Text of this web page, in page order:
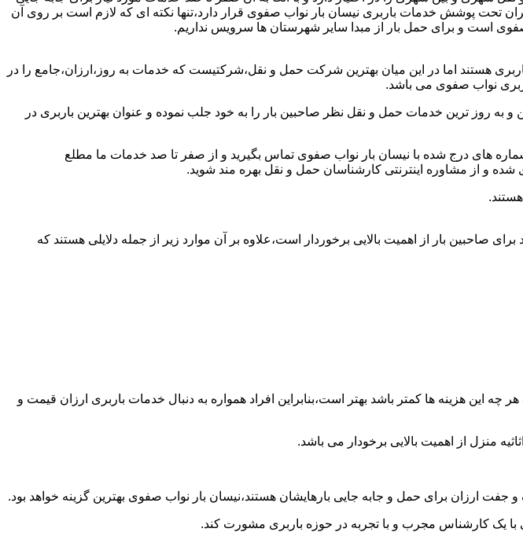
تحت پوشش خدمات باربری نیسان بار نواب صفوی قرار دارد،تنها نکته ای که لازم است بر روی آن
است و برای حمل بار از مبدا سایر شهرستان ها سرویس نداریم.
هستند اما در این میان بهترین شرکت حمل و نقل،شرکتیست که خدمات به روز،ارزان،جامع را در
نواب صفوی می باشد.
به روز ترین خدمات حمل و نقل نظر صاحبین بار را به خود جلب نموده و عنوان بهترین باربری در
شماره های درج شده با نیسان بار نواب صفوی تماس بگیرید و از صفر تا صد خدمات ما مطلع
و از مشاوره اینترنتی کارشناسان حمل و نقل بهره مند شوید.
صاحبین بار از اهمیت بالایی برخوردار است،علاوه بر آن موارد زیر از جمله دلایلی هستند که
هزینه ها کمتر باشد بهتر است،بنابراین افراد همواره به دنبال خدمات باربری ارزان قیمت و
منزل از اهمیت بالایی برخودار می باشد.
و جفت ارزان برای حمل و جابه جایی بارهایشان هستند،نیسان بار نواب صفوی بهترین گزینه خواهد بود.
با یک کارشناس مجرب و با تجربه در حوزه باربری مشورت کند.